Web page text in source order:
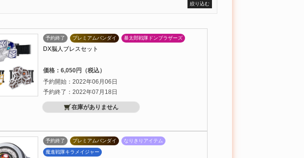
絞り込む
予約終了 プレミアムバンダイ 暴太郎戦隊ドンブラザーズ
DX脳人ブレスセット
価格：6,050円（税込）
予約開始：2022年06月06日
予約終了：2022年07月18日
在庫がありません
予約終了 プレミアムバンダイ なりきりアイテム
魔進戦隊キラメイジャー